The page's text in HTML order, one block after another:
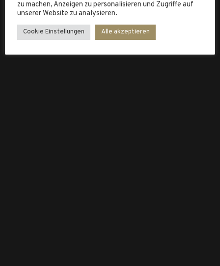
zu machen, Anzeigen zu personalisieren und Zugriffe auf
unserer Website zu analysieren.
Cookie Einstellungen Alle akzeptieren